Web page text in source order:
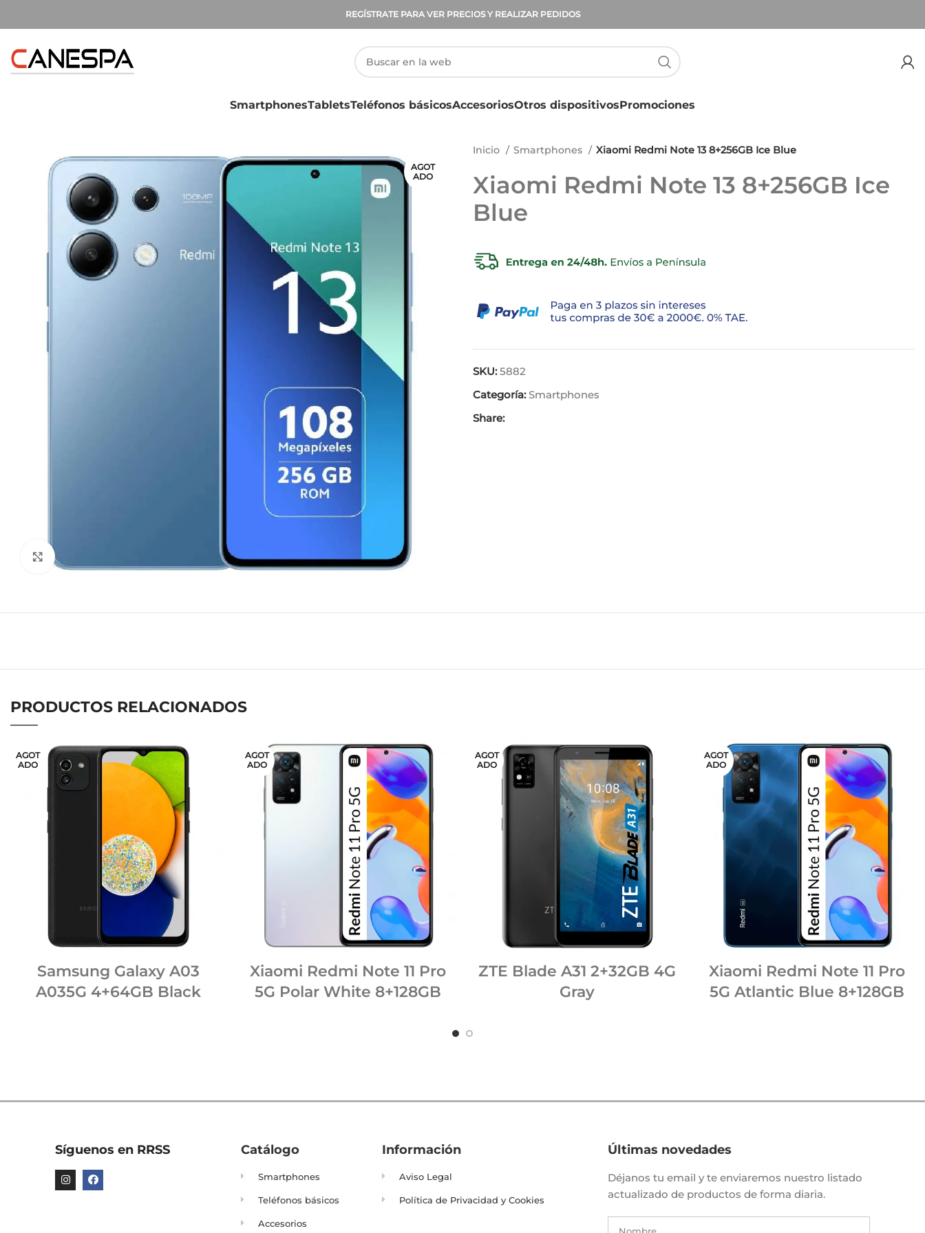
REGÍSTRATE PARA VER PRECIOS Y REALIZAR PEDIDOS
SmartphonesTabletsTeléfonos básicosAccesoriosOtros dispositivosPromociones
AGOT
ADO
Ampliar imagen
Inicio Smartphones Xiaomi Redmi Note 13 8+256GB Ice Blue
Xiaomi Redmi Note 13 8+256GB Ice
Blue
SKU:5882
Categoría: Smartphones
Share:
PRODUCTOS RELACIONADOS
AGOT
ADO
Samsung Galaxy A03
A035G 4+64GB Black
AGOT
ADO
Xiaomi Redmi Note 11 Pro
5G Polar White 8+128GB
AGOT
ADO
ZTE Blade A31 2+32GB 4G
Gray
AGOT
ADO
Xiaomi Redmi Note 11 Pro
5G Atlantic Blue 8+128GB
Síguenos en RRSS Catálogo
Smartphones
Teléfonos básicos
Accesorios
Información
Aviso Legal
Política de Privacidad y Cookies
Últimas novedades
Déjanos tu email y te enviaremos nuestro listado
actualizado de productos de forma diaria.